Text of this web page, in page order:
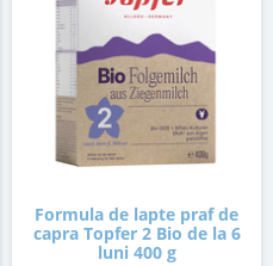
Formula de lapte praf de
capra Topfer 2 Bio de la 6
luni 400 g